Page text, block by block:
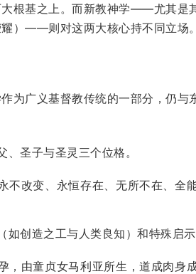
根基之上。而新教神学——尤其是
）——则对这两大核心持不同立场
为广义基督教传统的一部分，仍
、圣子与圣灵三个位格。
不改变、永恒存在、无所不在、
如创造之工与人类良知）和特殊启
，由童贞女马利亚所生，道成肉